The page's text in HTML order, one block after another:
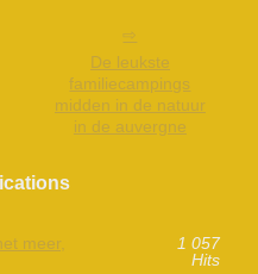
De leukste
familiecampings
midden in de natuur
in de auvergne
meer,
1 057
Hits